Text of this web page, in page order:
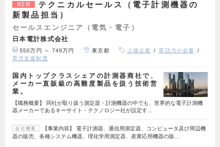
NEW
テクニカルセールス（電子計測機器の
新製品担当）
セールスエンジニア（電気・電子）
日本電計株式会社
550万円 ～ 749万円 東京都 上場企業
英語力が必要
育児支援制度
国内トップクラスシェアの計測器商社で、
メーカー直販級の高難度製品を扱う技術営
業。
【職務概要】 同社が取り扱う測定器・計測機器の中でも、世界的な電子計測機
器メーカーであるキーサイト・テクノロジー社が設定す…
会社概要
【事業内容】 電子計測器、通信用測定器、コンピュータ及び周辺機
器の販売、各種システム機器、理化学用測定器、産業応用機器の販…